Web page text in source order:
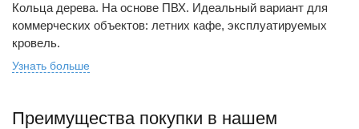
Кольца дерева. На основе ПВХ. Идеальный вариант для
коммерческих объектов: летних кафе, эксплуатируемых
кровель.
Узнать больше
Преимущества покупки в нашем